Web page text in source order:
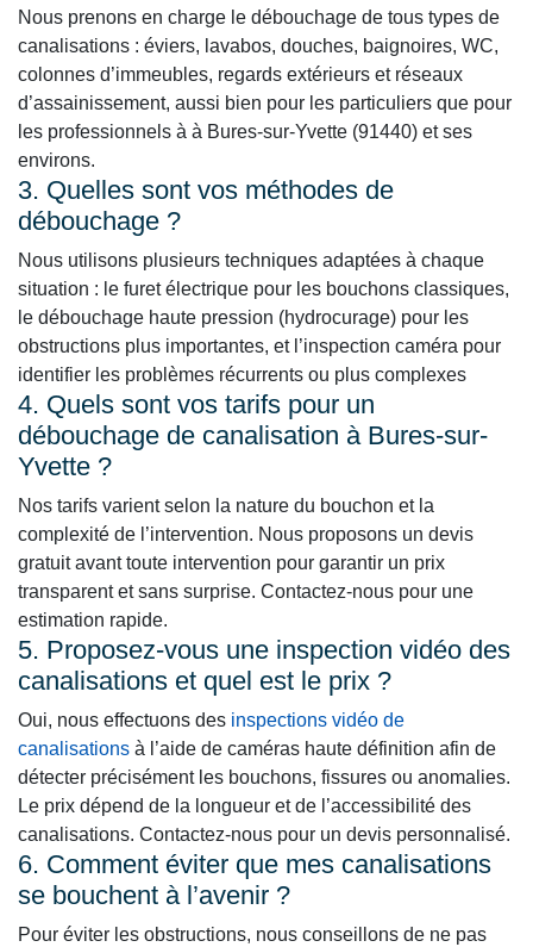
Nous prenons en charge le débouchage de tous types de
canalisations : éviers, lavabos, douches, baignoires, WC,
colonnes d’immeubles, regards extérieurs et réseaux
d’assainissement, aussi bien pour les particuliers que pour
les professionnels à à Bures-sur-Yvette (91440) et ses
environs.
3. Quelles sont vos méthodes de
débouchage ?
Nous utilisons plusieurs techniques adaptées à chaque
situation : le furet électrique pour les bouchons classiques,
le débouchage haute pression (hydrocurage) pour les
obstructions plus importantes, et l’inspection caméra pour
identifier les problèmes récurrents ou plus complexes
4. Quels sont vos tarifs pour un
débouchage de canalisation à Bures-sur-
Yvette ?
Nos tarifs varient selon la nature du bouchon et la
complexité de l’intervention. Nous proposons un devis
gratuit avant toute intervention pour garantir un prix
transparent et sans surprise. Contactez-nous pour une
estimation rapide.
5. Proposez-vous une inspection vidéo des
canalisations et quel est le prix ?
Oui, nous effectuons des inspections vidéo de
canalisations à l’aide de caméras haute définition afin de
détecter précisément les bouchons, fissures ou anomalies.
Le prix dépend de la longueur et de l’accessibilité des
canalisations. Contactez-nous pour un devis personnalisé.
6. Comment éviter que mes canalisations
se bouchent à l’avenir ?
Pour éviter les obstructions, nous conseillons de ne pas